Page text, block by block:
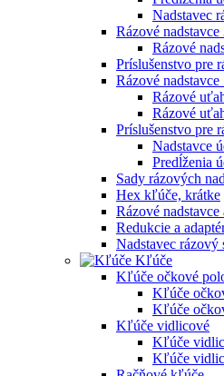
Nadstavec
Rázové nadstavce
Rázové
Príslušenstvo pre
Rázové nadstavce
Rázové
Rázové
Príslušenstvo pre
Nadstavce
Predĺženia
Sady rázových
Hex kľúče, krátke
Rázové
Redukcie a
Nadstavec rázový
Kľúče
Kľúče očkové
Kľúče
Kľúče
Kľúče vidlicové
Kľúče
Kľúče